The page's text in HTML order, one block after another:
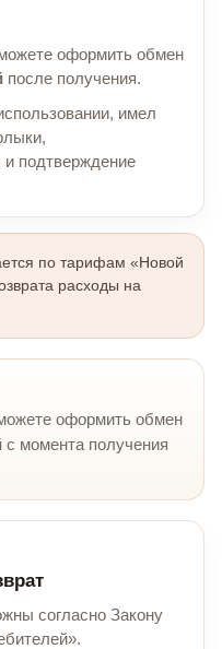
оформить обмен
после получения.
имел
подтверждение
по тарифам «Новой
расходы на
оформить обмен
с момента получения
согласно Закону